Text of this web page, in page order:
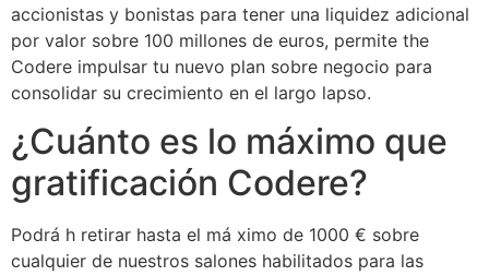
accionistas y bonistas para tener una liquidez adicional
por valor sobre 100 millones de euros, permite the
Codere impulsar tu nuevo plan sobre negocio para
consolidar su crecimiento en el largo lapso.
¿Cuánto es lo máximo que
gratificación Codere?
Podrá h retirar hasta el má ximo de 1000​ € sobre
cualquier de nuestros salones habilitados para las